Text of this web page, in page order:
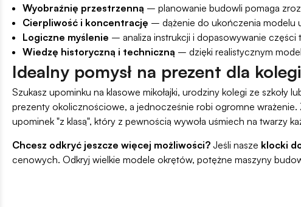
Wyobraźnię przestrzenną – planowanie budowli pomaga
Cierpliwość i koncentrację – dążenie do ukończenia modelu
Logiczne myślenie – analiza instrukcji i dopasowywanie części
Wiedzę historyczną i techniczną – dzięki realistycznym
Idealny pomysł na prezent dla
Szukasz upominku na klasowe mikołajki, urodziny kolegi ze szkoły
prezenty okolicznościowe, a jednocześnie robi ogromne wrażenie.
upominek "z klasą", który z pewnością wywoła uśmiech na twarzy
Chcesz odkryć jeszcze więcej możliwości? Jeśli nasze klocki
cenowych. Odkryj wielkie modele okrętów, potężne maszyny